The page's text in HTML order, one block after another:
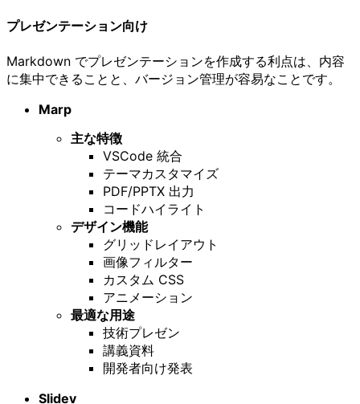
プレゼンテーション向け
Markdown でプレゼンテーションを作成する利点は、内容
に集中できることと、バージョン管理が容易なことです。
Marp
主な特徴
VSCode 統合
テーマカスタマイズ
PDF/PPTX 出力
コードハイライト
デザイン機能
グリッドレイアウト
画像フィルター
カスタム CSS
アニメーション
最適な用途
技術プレゼン
講義資料
開発者向け発表
Slidev